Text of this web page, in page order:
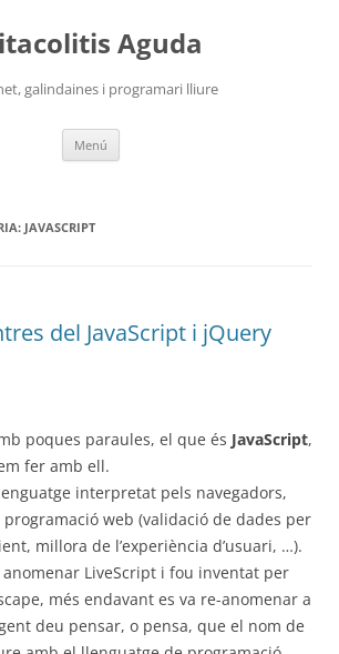
Aguda
galindaines i programari lliure
Menú
JAVASCRIPT
del JavaScript i jQuery
poques paraules, el que és JavaScript,
fer amb ell.
interpretat pels navegadors,
programació web (validació de dades per
millora de l’experiència d’usuari, …).
LiveScript i fou inventat per
més endavant es va re-anomenar a
deu pensar, o pensa, que el nom de